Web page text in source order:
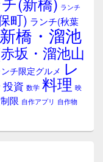
ランチ
町) ランチ(秋葉
橋・溜池
坂・溜池山
チ限定グルメ レ
投資 数学 料理 映
限 自作アプリ 自作物